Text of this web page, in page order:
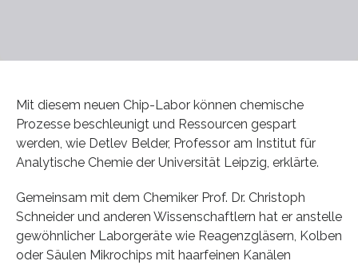
Mit diesem neuen Chip-Labor können chemische
Prozesse beschleunigt und Ressourcen gespart
werden, wie Detlev Belder, Professor am Institut für
Analytische Chemie der Universität Leipzig, erklärte.
Gemeinsam mit dem Chemiker Prof. Dr. Christoph
Schneider und anderen Wissenschaftlern hat er anstelle
gewöhnlicher Laborgeräte wie Reagenzgläsern, Kolben
oder Säulen Mikrochips mit haarfeinen Kanälen